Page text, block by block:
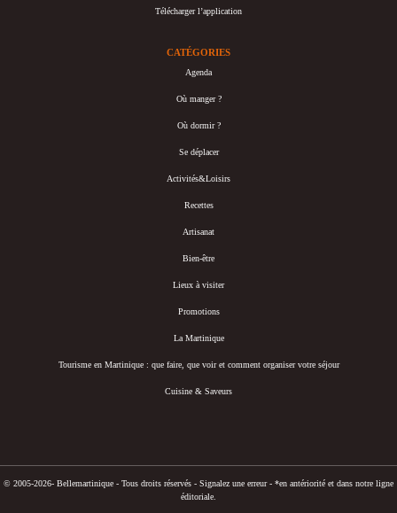
Télécharger l’application
CATÉGORIES
Agenda
Où manger ?
Où dormir ?
Se déplacer
Activités&Loisirs
Recettes
Artisanat
Bien-être
Lieux à visiter
Promotions
La Martinique
Tourisme en Martinique : que faire, que voir et comment organiser votre séjour
Cuisine & Saveurs
© 2005-2026- Bellemartinique - Tous droits réservés - Signalez une erreur - *en antériorité et dans notre ligne
éditoriale.